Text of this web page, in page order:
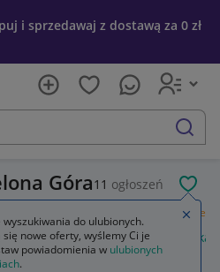
i sprzedawaj z dostawą za 0 zł
szukaj
Góra11 ogłoszeń
Lalki modowe
lalka modowa pałki lodowe
wyszukiwania do ulubionych.
nowe oferty, wyślemy Ci je
powiadomienia w ulubionych
.